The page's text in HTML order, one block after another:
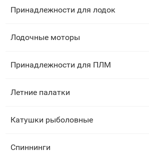
Принадлежности для лодок
Лодочные моторы
Принадлежности для ПЛМ
Летние палатки
Катушки рыболовные
Спиннинги